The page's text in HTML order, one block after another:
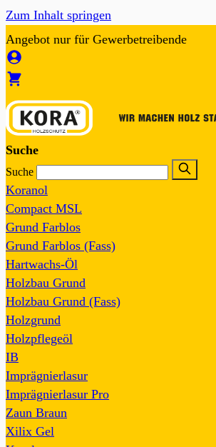
Zum Inhalt springen
Angebot nur für Gewerbetreibende
Suche
Suche
Koranol
Compact MSL
Grund Farblos
Grund Farblos (Fass)
Hartwachs-Öl
Holzbau Grund
Holzbau Grund (Fass)
Holzgrund
Holzpflegeöl
IB
Imprägnierlasur
Imprägnierlasur Pro
Zaun Braun
Xilix Gel